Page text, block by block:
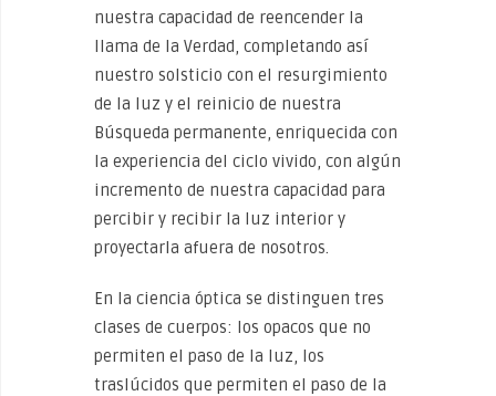
nuestra capacidad de reencender la
llama de la Verdad, completando así
nuestro solsticio con el resurgimiento
de la luz y el reinicio de nuestra
Búsqueda permanente, enriquecida con
la experiencia del ciclo vivido, con algún
incremento de nuestra capacidad para
percibir y recibir la luz interior y
proyectarla afuera de nosotros.
En la ciencia óptica se distinguen tres
clases de cuerpos: los opacos que no
permiten el paso de la luz, los
traslúcidos que permiten el paso de la